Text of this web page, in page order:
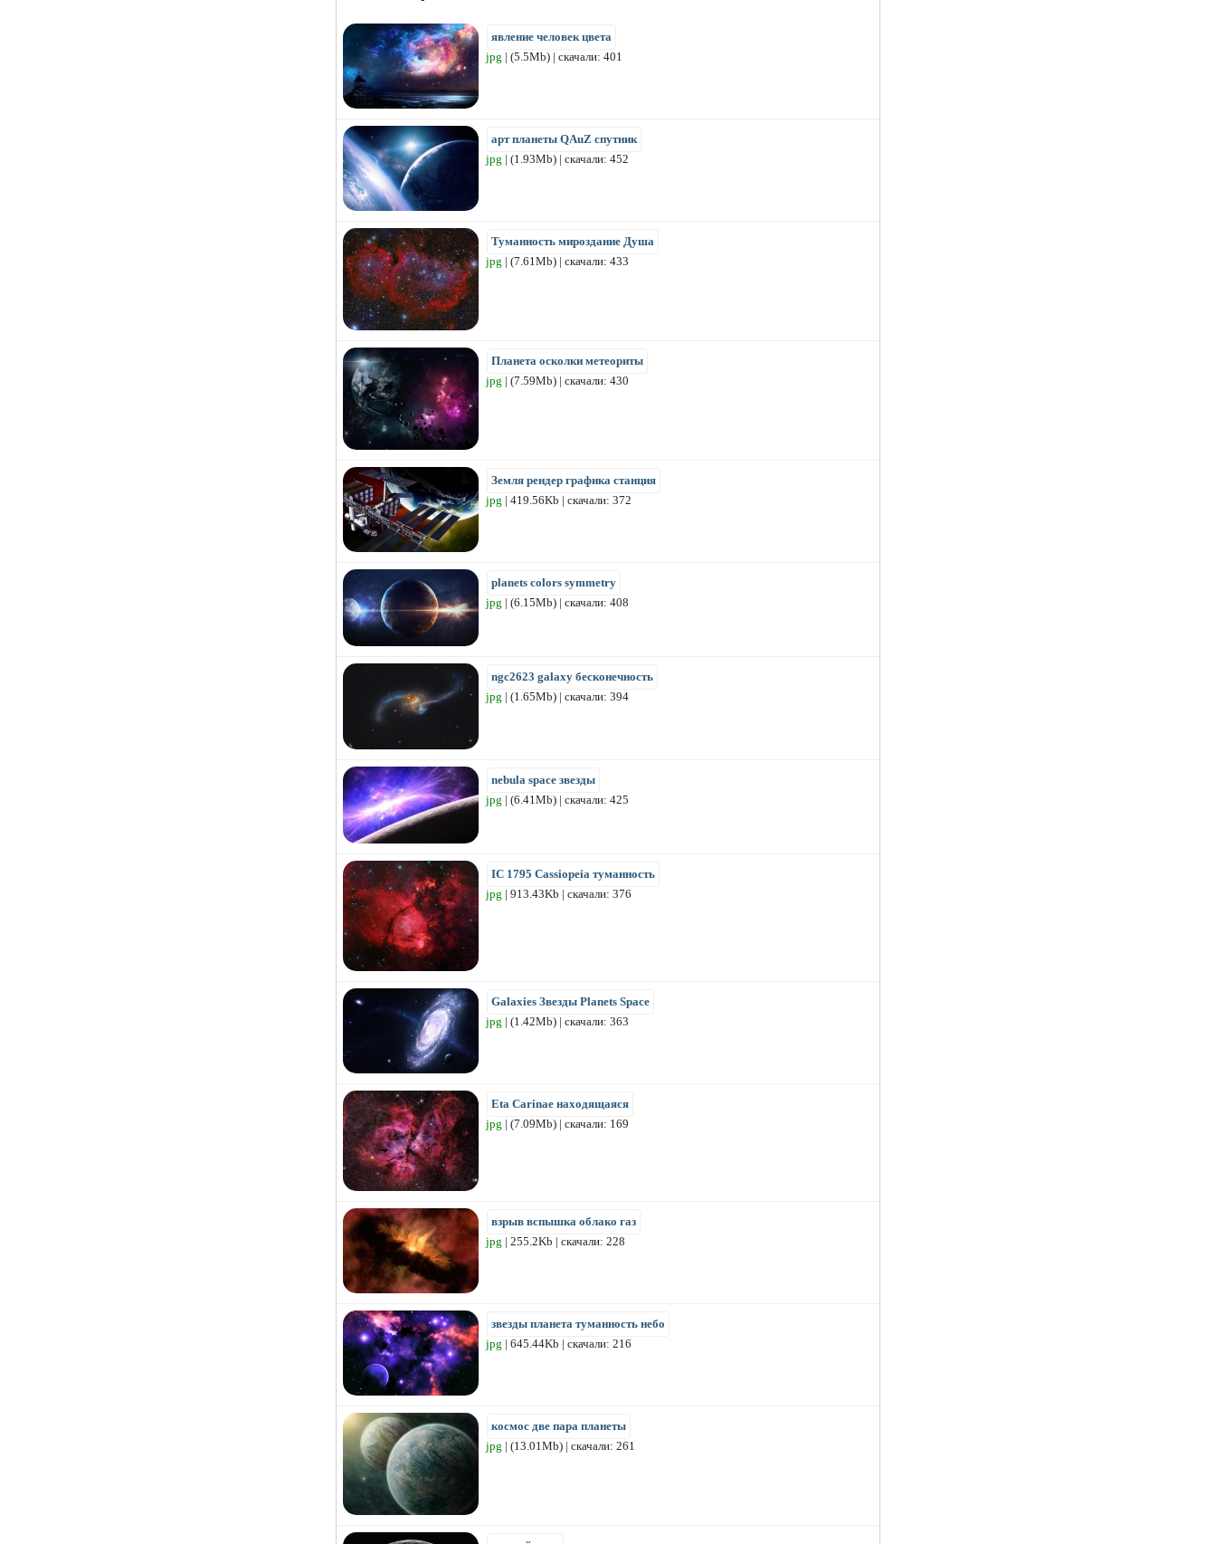
явление человек цвета
jpg | (5.5Mb) | скачали: 401
арт планеты QAuZ спутник
jpg | (1.93Mb) | скачали: 452
Туманность мироздание Душа
jpg | (7.61Mb) | скачали: 433
Планета осколки метеориты
jpg | (7.59Mb) | скачали: 430
Земля рендер графика станция
jpg | 419.56Kb | скачали: 372
planets colors symmetry
jpg | (6.15Mb) | скачали: 408
ngc2623 galaxy бесконечность
jpg | (1.65Mb) | скачали: 394
nebula space звезды
jpg | (6.41Mb) | скачали: 425
IC 1795 Cassiopeia туманность
jpg | 913.43Kb | скачали: 376
Galaxies Звезды Planets Space
jpg | (1.42Mb) | скачали: 363
Eta Carinae находящаяся
jpg | (7.09Mb) | скачали: 169
взрыв вспышка облако газ
jpg | 255.2Kb | скачали: 228
звезды планета туманность небо
jpg | 645.44Kb | скачали: 216
космос две пара планеты
jpg | (13.01Mb) | скачали: 261